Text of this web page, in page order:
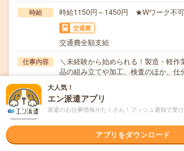
時給 時給1150円～1450円 ★Wワーク不可
交通費
交通費全額支給
仕事内容
＼未経験から始められる！製造・軽作
品の組み立てや加工、検査のほか、
応募資格
職種未経験OK / ブランクOK / パソコン
不要
【来社不要、WEB登録OK！】〇未経
職場の雰囲気
大人気！
エン派遣アプリ
派遣のお仕事情報がたくさん！プッシュ通知で受け
アプリをダウンロード